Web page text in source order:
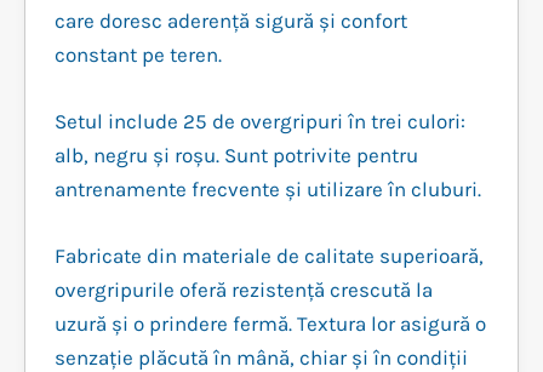
care doresc aderență sigură și confort
constant pe teren.
Setul include 25 de overgripuri în trei culori:
alb, negru și roșu. Sunt potrivite pentru
antrenamente frecvente și utilizare în cluburi.
Fabricate din materiale de calitate superioară,
overgripurile oferă rezistență crescută la
uzură și o prindere fermă. Textura lor asigură o
senzație plăcută în mână, chiar și în condiții